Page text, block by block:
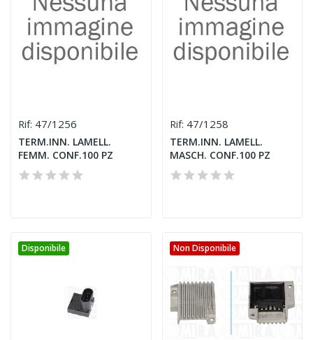
Rif: 47/1256
TERM.INN. LAMELL.
FEMM. CONF.100 PZ
Rif: 47/1258
TERM.INN. LAMELL.
MASCH. CONF.100 PZ
Disponibile Non Disponibile